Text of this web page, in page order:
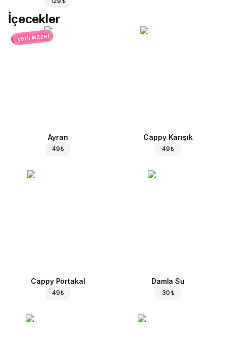
İçecekler
yerli lezzet
Ayran
49 ₺
Cappy Karışık
49 ₺
Cappy Portakal
49 ₺
Damla Su
30 ₺